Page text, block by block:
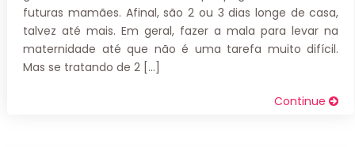
futuras mamães. Afinal, são 2 ou 3 dias longe de casa,
talvez até mais. Em geral, fazer a mala para levar na
maternidade até que não é uma tarefa muito difícil.
Mas se tratando de 2 […]
Continue